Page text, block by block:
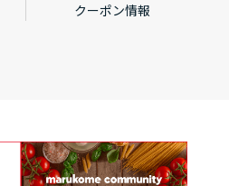
クーポン情報